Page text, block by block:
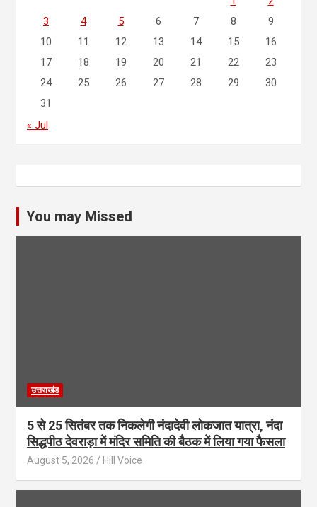
3
4 5 6 7 8
9
10
11 12 13 14 15
16
17
18 19 20 21 22
23
24
25 26 27 28 29
30
31
« Jul
You may Missed
उत्तराखंड
5 से 25 सितंबर तक निकलेगी नंदादेवी लोकजात यात्रा, नंदा
सिद्धपीठ देवराड़ा में मंदिर समिति की बैठक में लिया गया फैसला
August 5, 2026 Hill Voice